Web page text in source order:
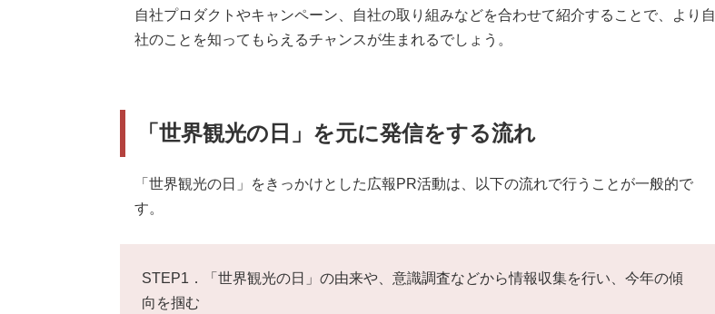
自社プロダクトやキャンペーン、自社の取り組みなどを合わせて紹介することで、より自
社のことを知ってもらえるチャンスが生まれるでしょう。
「世界観光の日」を元に発信をする流れ
「世界観光の日」をきっかけとした広報PR活動は、以下の流れで行うことが一般的で
す。
STEP1．「世界観光の日」の由来や、意識調査などから情報収集を行い、今年の傾
向を掴む